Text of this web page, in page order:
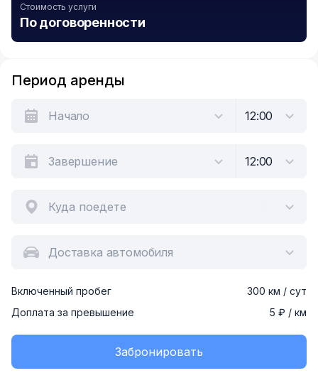
Стоимость услуги
По договоренности
Период аренды
Куда поедете
Доставка автомобиля
Включенный пробег
300 км / сут
Доплата за превышение
5 ₽ / км
Забронировать